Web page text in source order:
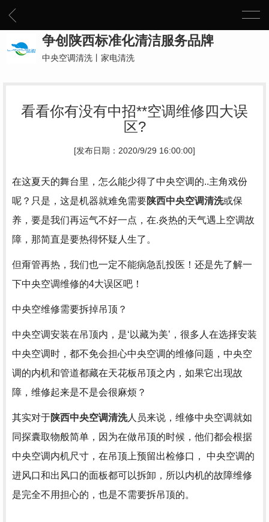
争创陕西标准化清洁服务品牌
中央空调清洗丨家电清洗
看看你有没有中招**空调维修四大误
区?
[发布日期：2020/9/29 16:00:00]
在这夏天的舞台里，怎么能少得了中央空调的..主角戏份
呢？只是，这是机器就难免需要陕西中央空调清洗或保
养，要是我们再运气不好一点，在.炎热的天气遇上空调故
障，那简直是要热得怀疑人生了。
但甭管再热，我们也一定不能病急乱投医！还是先了解一
下中央空调维修的4大误区吧！
中央空维修需要拆掉吊顶？
中央空调安装在吊顶内，是‘以藏为美’，很多人在选择安装
中央空调时，都不免会担心中央空调的维修问题，中央空
调的内机和管道都藏在天花板吊顶之内，如果它出现故
障，维修起来是不是会很麻烦？
其实对于陕西中央空调清洗人员来说，维修中央空调就如
同探囊取物般简单，因为在做吊顶的时候，他们都会根据
中央空调内机尺寸，在吊顶上预留出检修口， 中央空调的
进风口和出风口的面板都可以拆卸，所以内机的故障维修
是完全不用担心的，也是不需要拆吊顶的。